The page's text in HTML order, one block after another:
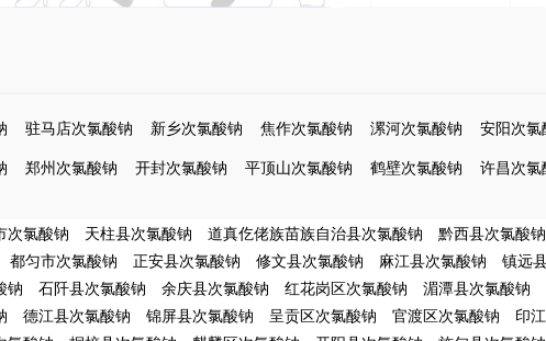
驻马店次氯酸钠 新乡次氯酸钠 焦作次氯酸钠 漯河次氯酸钠
安阳次氯
郑州次氯酸钠 开封次氯酸钠 平顶山次氯酸钠 鹤壁次氯酸钠 许昌次氯
次氯酸钠 天柱县次氯酸钠 道真仡佬族苗族自治县次氯酸钠
黔西县次氯酸钠
都匀市次氯酸钠 正安县次氯酸钠 修文县次氯酸钠 麻江县次氯酸钠
镇远
钠 石阡县次氯酸钠 余庆县次氯酸钠 红花岗区次氯酸钠
湄潭县次氯酸钠
德江县次氯酸钠 锦屏县次氯酸钠 呈贡区次氯酸钠 官渡区次氯酸钠
印